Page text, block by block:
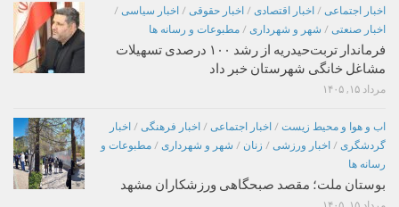
اخبار اجتماعی / اخبار اقتصادی / اخبار حقوقی / اخبار سیاسی /
اخبار صنعتی / شهر و شهرداری / مطبوعات و رسانه ها
فرماندار تربت‌حیدریه از رشد ۱۰۰ درصدی تسهیلات
مشاغل خانگی شهرستان خبر داد
مرداد ۱۵, ۱۴۰۵
اب و هوا و محیط زیست / اخبار اجتماعی / اخبار فرهنگی / اخبار
گردشگری / اخبار ورزشی / زنان / شهر و شهرداری / مطبوعات و
رسانه ها
بوستان ملت؛ مقصد صبحگاهی ورزشکاران مشهد